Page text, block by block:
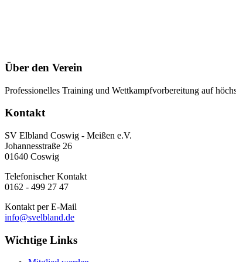
Über den Verein
Professionelles Training und Wettkampfvorbereitung auf
Kontakt
SV Elbland Coswig - Meißen e.V.
Johannesstraße 26
01640 Coswig
Telefonischer Kontakt
0162 - 499 27 47
Kontakt per E-Mail
info@svelbland.de
Wichtige Links